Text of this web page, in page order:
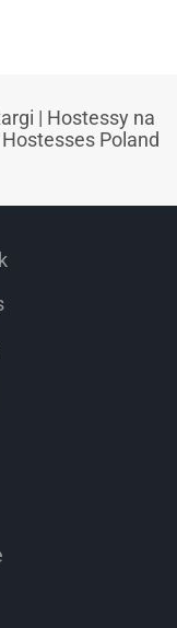
| Hostessy na
Hostesses Poland